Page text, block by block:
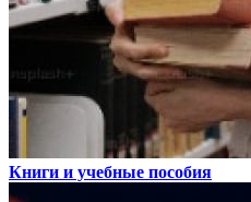
Книги и учебные пособия